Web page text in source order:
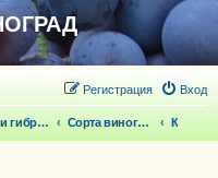
Вход
Регистрация
Сорта и гибридные формы винограда Сорта винограда К